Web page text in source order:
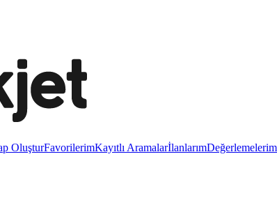
OluşturFavorilerimKayıtlı AramalarİlanlarımDeğerlemelerim